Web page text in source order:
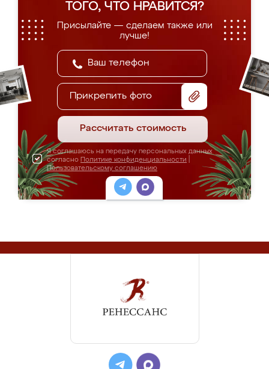
ТОГО, ЧТО НРАВИТСЯ?
Присылайте — сделаем также или
лучше!
Прикрепить фото
Рассчитать стоимость
Я соглашаюсь на передачу персональных данных
согласно Политике конфиденциальности
Пользовательскому соглашению